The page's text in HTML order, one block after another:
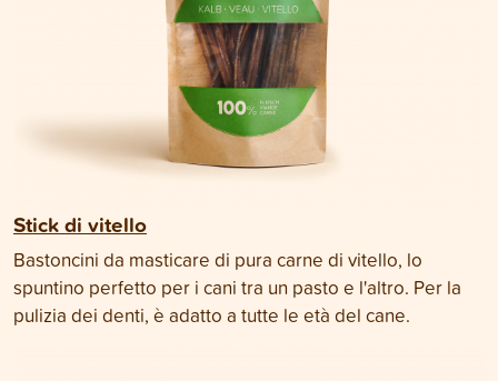
Stick di vitello
Bastoncini da masticare di pura carne di vitello, lo
spuntino perfetto per i cani tra un pasto e l'altro. Per la
pulizia dei denti, è adatto a tutte le età del cane.